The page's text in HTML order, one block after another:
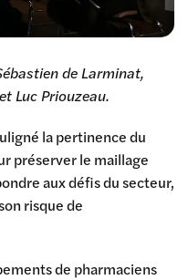
de Larminat,
Luc Priouzeau.
la pertinence du
préserver le maillage
aux défis du secteur,
risque de
de pharmaciens